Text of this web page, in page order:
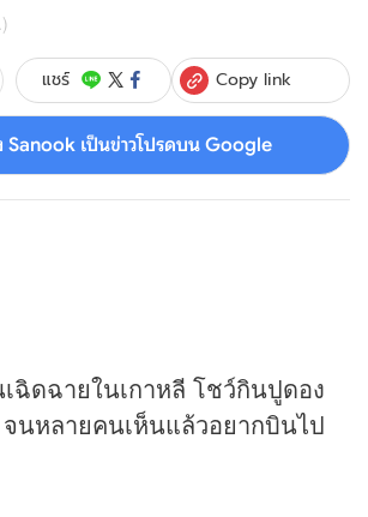
แชร์ Copy link
Sanook เป็นข่าวโปรดบน Google
เฉิดฉายในเกาหลี โชว์กินปูดอง
นหลายคนเห็นแล้วอยากบินไป